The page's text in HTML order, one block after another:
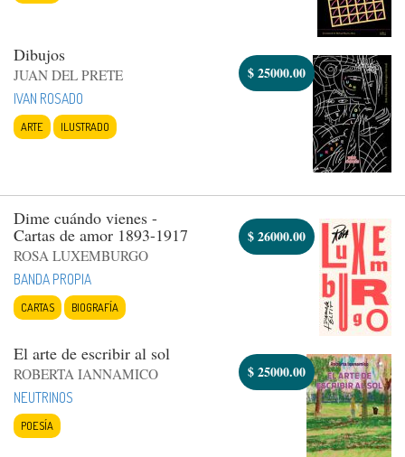
Dibujos
JUAN DEL PRETE
IVAN ROSADO
ARTE ILUSTRADO
$25000.00
Dime cuándo vienes -
Cartas de amor 1893-1917
ROSA LUXEMBURGO
BANDA PROPIA
CARTAS BIOGRAFÍA
$26000.00
El arte de escribir al sol
ROBERTA IANNAMICO
NEUTRINOS
POESÍA
$25000.00